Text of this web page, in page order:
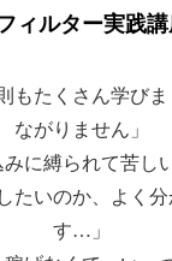
ィルター実践
もたくさん学び
ながりません」
みに縛られて苦し
たいのか、よく
す…」